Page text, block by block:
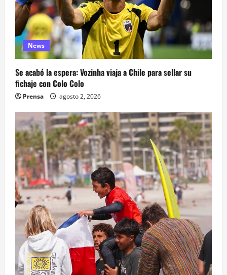
News
Se acabó la espera: Vozinha viaja a Chile para sellar su
fichaje con Colo Colo
Prensa agosto 2, 2026